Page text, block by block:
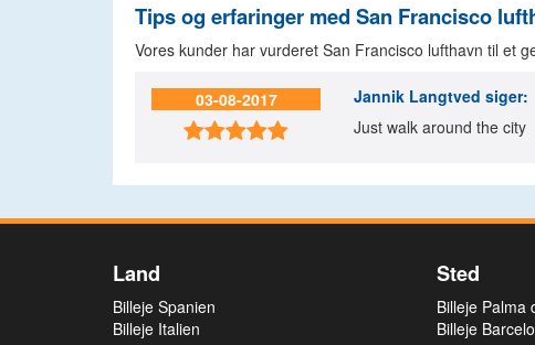
Tips og erfaringer med San Francisco
Vores kunder har vurderet San Francisco lufthavn til et
03-08-2017

Jannik Langtved siger:
Just walk around the city
Land
Billeje Spanien
Billeje Italien
Sted
Billeje Palma
Billeje